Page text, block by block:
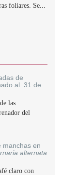
foliares. Se...
de
al 31 de
las
del
manchas en
alternata
claro con